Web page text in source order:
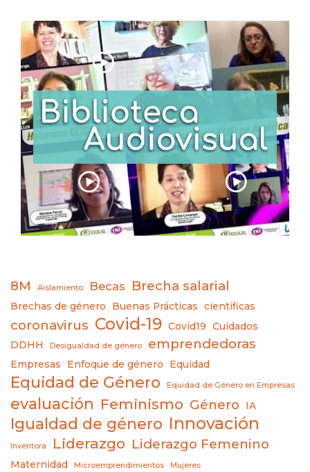
8M Aislamiento Becas Brecha salarial
Brechas de género Buenas Prácticas científicas
coronavirus Covid-19 Covid19
Cuidados
DDHH
Desigualdad de género emprendedoras
Empresas Enfoque de género Equidad
Equidad de Género Equidad de Género en Empresas
evaluación Feminismo Género IA
Igualdad de género Innovación
Inventora Liderazgo Liderazgo Femenino
Maternidad Microemprendimientos Mujeres